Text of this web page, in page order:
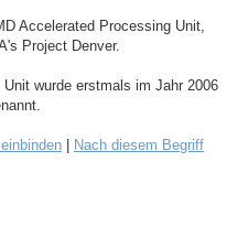
Accelerated Processing Unit,
Project Denver.
wurde erstmals im Jahr 2006
Nach diesem Begriff